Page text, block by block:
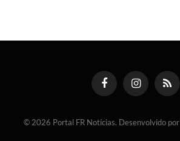
FacebookInstagramRSS
© 2026 Portal FR Notícias. Desenvolvido por